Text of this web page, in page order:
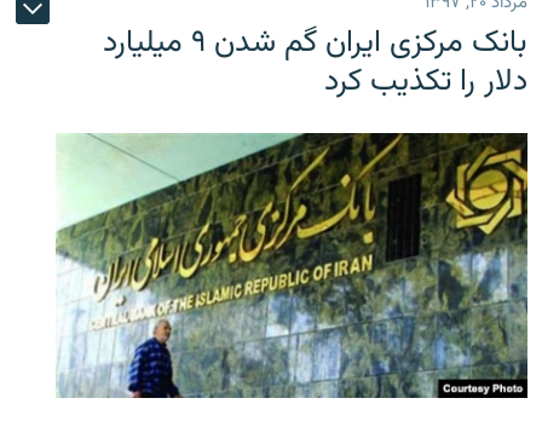
بانک مرکزی ایران گم شدن ۹ میلیارد
دلار را تکذیب کرد